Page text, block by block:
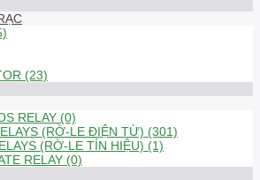
(23)
RELAY (0)
(RỜ-LE ĐIỆN TỪ) (301)
(RỜ-LE TÍN HIỆU) (1)
RELAY (0)